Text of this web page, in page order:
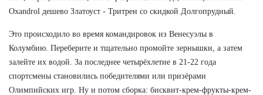
Oxandrol дешево Златоуст - Тритрен со скидкой Долгопрудный.
Это происходило во время командировок из Венесуэлы в
Колумбию. Переберите и тщательно промойте зернышки, а затем
залейте их водой. За последнее четырёхлетие в 21-22 года
спортсмены становились победителями или призёрами
Олимпийских игр. Ну и потом сборка: бисквит-крем-фрукты-крем-